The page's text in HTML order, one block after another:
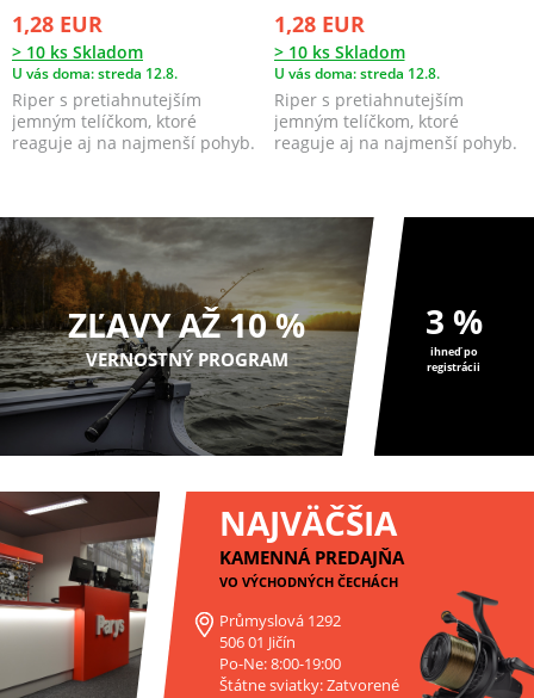
1,28 EUR
> 10 ks Skladom
U vás doma: streda 12.8.
Riper s pretiahnutejším
jemným telíčkom, ktoré
reaguje aj na najmenší pohyb.
1,28 EUR
> 10 ks Skladom
U vás doma: streda 12.8.
Riper s pretiahnutejším
jemným telíčkom, ktoré
reaguje aj na najmenší pohyb.
ZĽAVY AŽ 10 %
VERNOSTNÝ PROGRAM
3 %
ihneď po
registrácii
NAJVÄČŠIA
KAMENNÁ PREDAJŇA
VO VÝCHODNÝCH ČECHÁCH
Průmyslová 1292
506 01 Jičín
Po-Ne: 8:00-19:00
Štátne sviatky: Zatvorené